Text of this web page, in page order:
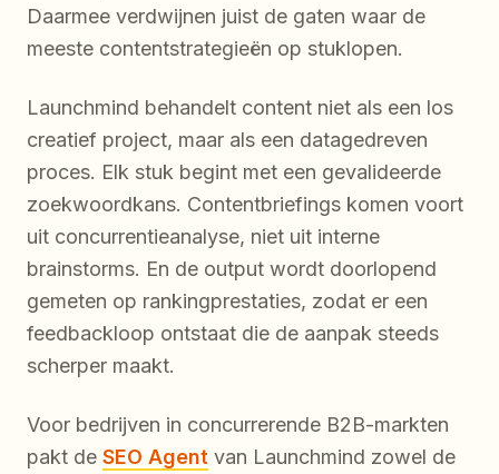
Daarmee verdwijnen juist de gaten waar de
meeste contentstrategieën op stuklopen.
Launchmind behandelt content niet als een los
creatief project, maar als een datagedreven
proces. Elk stuk begint met een gevalideerde
zoekwoordkans. Contentbriefings komen voort
uit concurrentieanalyse, niet uit interne
brainstorms. En de output wordt doorlopend
gemeten op rankingprestaties, zodat er een
feedbackloop ontstaat die de aanpak steeds
scherper maakt.
Voor bedrijven in concurrerende B2B-markten
pakt de SEO Agent van Launchmind zowel de